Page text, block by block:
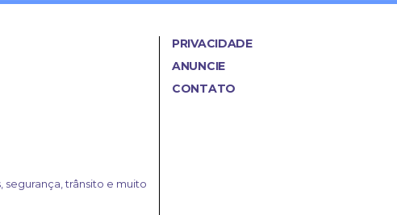
segurança, trânsito e muito
PRIVACIDADE
ANUNCIE
CONTATO